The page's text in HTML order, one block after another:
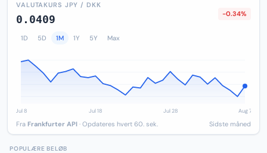
VALUTAKURS JPY / DKK
0.0409 -0.34%
1D 5D 1M 1Y 5Y Max
Fra Frankfurter API · Opdateres hvert 60. sek. Sidste måned
POPULÆRE BELØB